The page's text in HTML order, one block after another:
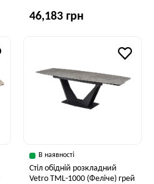
46,183 грн
В наявності
Стіл обідній розкладний
Vetro ТМL-1000 (Феліче) грей